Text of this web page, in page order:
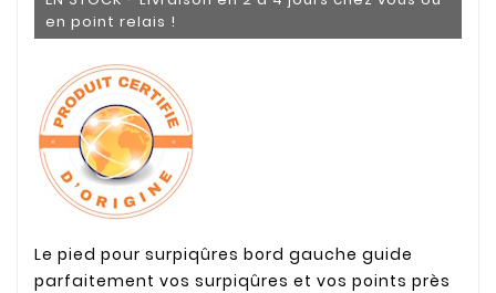
en point relais !
Le pied pour surpiqûres bord gauche guide
parfaitement vos surpiqûres et vos points près